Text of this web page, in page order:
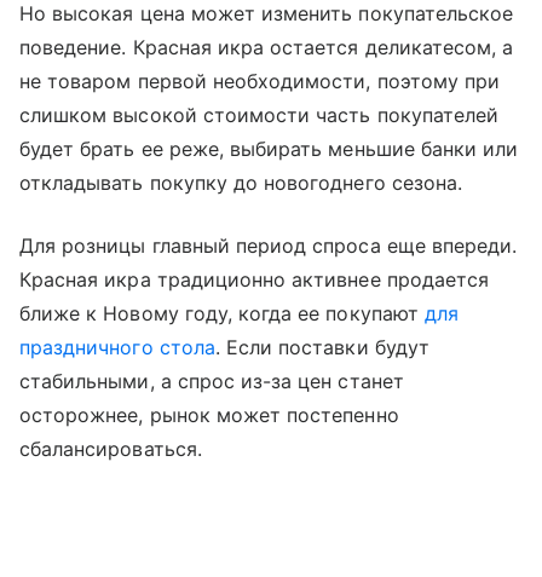
Но высокая цена может изменить покупательское
поведение. Красная икра остается деликатесом, а
не товаром первой необходимости, поэтому при
слишком высокой стоимости часть покупателей
будет брать ее реже, выбирать меньшие банки или
откладывать покупку до новогоднего сезона.
Для розницы главный период спроса еще впереди.
Красная икра традиционно активнее продается
ближе к Новому году, когда ее покупают для
праздничного стола. Если поставки будут
стабильными, а спрос из-за цен станет
осторожнее, рынок может постепенно
сбалансироваться.